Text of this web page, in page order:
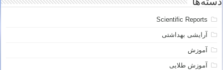
دسته‌ها
Scientific Reports
آرایشی بهداشتی
آموزش
آموزش طلایی